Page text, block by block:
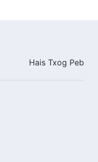
Hais Txog Peb